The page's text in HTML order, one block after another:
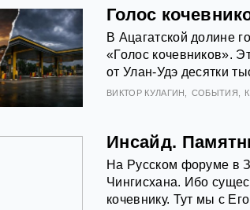
Голос
В Ацагатской долине
«Голос кочевников».
от Улан-Удэ десятки
ВИКТОР КУЛАГИН СОБЫТИЯ
Инсайд.
На Русском форуме в
Чингисхана. Ибо
кочевнику. Тут мы с